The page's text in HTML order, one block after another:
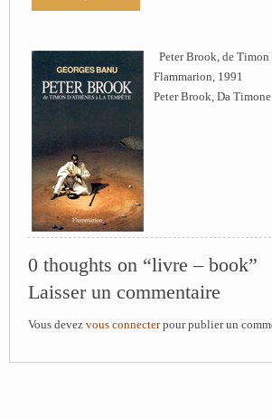
Peter Brook, de Timon
Flammarion, 1991
Peter Brook, Da
0 thoughts on “livre – book”
Laisser un commentaire
Vous devez vous connecterpour publier un